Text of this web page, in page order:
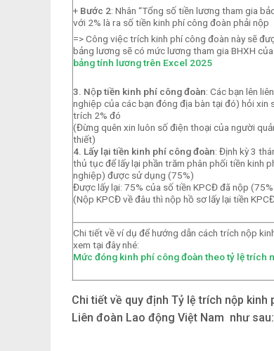
+ Bước 2: Nhân “Tổng số tiền lương tham gia
với 2% là ra số tiền kinh phí công đoàn phải nộp
=> Công việc trích kinh phí công đoàn này sẽ
bảng lương sẽ có mức lương tham gia BHXH
bảng tính lương trên Excel 2025
3. Nộp tiền kinh phí công đoàn: Các bạn lên
nghiệp của các bạn đóng địa bàn tại đó) hỏi xin
trích 2% đó
(Đừng quên xin luôn số điện thoại của người
thiết)
4. Lấy lại tiền kinh phí công đoàn: Định kỳ 3
thủ tục để lấy lại phần trăm phân phối tiền kinh
nghiệp) được sử dụng (75%)
Được lấy lại: 75% của số tiền KPCĐ đã nộp
(Nộp KPCĐ về đâu thì nộp hồ sơ lấy lại tiền
Chi tiết về ví dụ để hướng dẫn cách trích nộp
xem tại đây nhé:
Mức đóng kinh phí công đoàn theo tỷ lệ trích
Chi tiết về quy định Tỷ lệ trích nộp
Liên đoàn Lao động Việt Nam như sau: